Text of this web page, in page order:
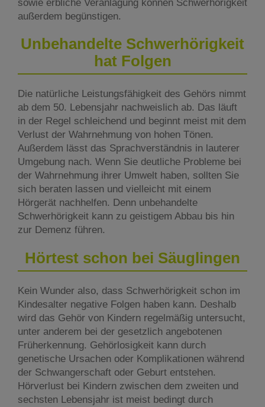
sowie erbliche Veranlagung können Schwerhörigkeit
außerdem begünstigen.
Unbehandelte Schwerhörigkeit
hat Folgen
Die natürliche Leistungsfähigkeit des Gehörs nimmt
ab dem 50. Lebensjahr nachweislich ab. Das läuft
in der Regel schleichend und beginnt meist mit dem
Verlust der Wahrnehmung von hohen Tönen.
Außerdem lässt das Sprachverständnis in lauterer
Umgebung nach. Wenn Sie deutliche Probleme bei
der Wahrnehmung ihrer Umwelt haben, sollten Sie
sich beraten lassen und vielleicht mit einem
Hörgerät nachhelfen. Denn unbehandelte
Schwerhörigkeit kann zu geistigem Abbau bis hin
zur Demenz führen.
Hörtest schon bei Säuglingen
Kein Wunder also, dass Schwerhörigkeit schon im
Kindesalter negative Folgen haben kann. Deshalb
wird das Gehör von Kindern regelmäßig untersucht,
unter anderem bei der gesetzlich angebotenen
Früherkennung. Gehörlosigkeit kann durch
genetische Ursachen oder Komplikationen während
der Schwangerschaft oder Geburt entstehen.
Hörverlust bei Kindern zwischen dem zweiten und
sechsten Lebensjahr ist meist bedingt durch